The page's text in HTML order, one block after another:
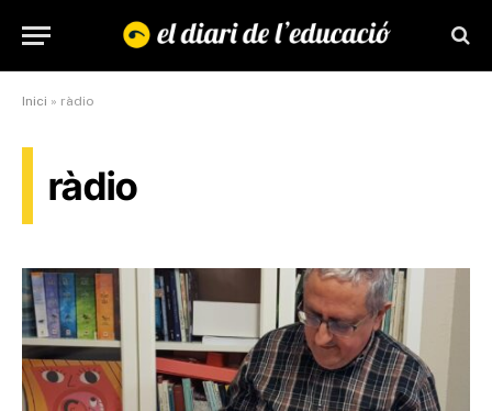
Inici » ràdio
ràdio